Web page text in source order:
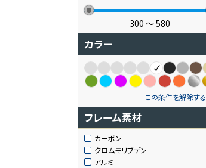
300 〜580
カラー
この条件を解除する
フレーム素材
カーボン
クロムモリブデン
アルミ